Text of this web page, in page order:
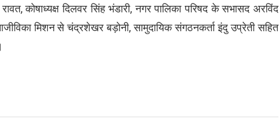
कोषाध्यक्ष दिलवर सिंह भंडारी, नगर पालिका परिषद के सभासद अरविंद
मिशन से चंद्रशेखर बड़ोनी, सामुदायिक संगठनकर्ता इंदु उप्रेती सहित